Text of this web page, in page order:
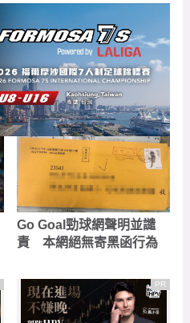
Go Goal勁球網聲明並譴
責 本網絕無寄黑函行為
PR